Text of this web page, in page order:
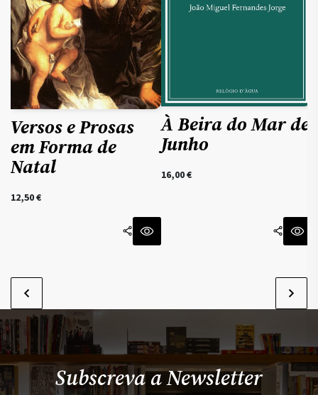
Versos e Prosas
em Forma de
Natal
12,50€
À Beira do Mar de
Junho
16,00€
Subscreva a Newsletter